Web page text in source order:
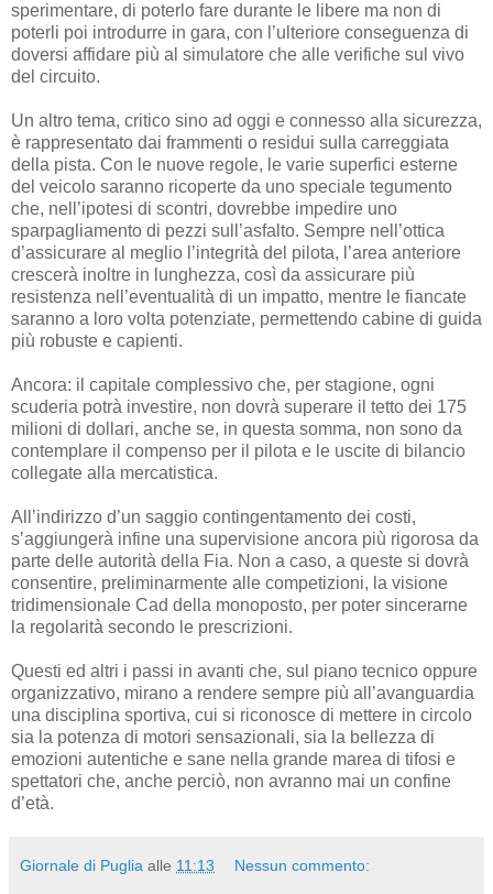
sperimentare, di poterlo fare durante le libere ma non di
poterli poi introdurre in gara, con l’ulteriore conseguenza di
doversi affidare più al simulatore che alle verifiche sul vivo
del circuito.
Un altro tema, critico sino ad oggi e connesso alla sicurezza,
è rappresentato dai frammenti o residui sulla carreggiata
della pista. Con le nuove regole, le varie superfici esterne
del veicolo saranno ricoperte da uno speciale tegumento
che, nell’ipotesi di scontri, dovrebbe impedire uno
sparpagliamento di pezzi sull’asfalto. Sempre nell’ottica
d’assicurare al meglio l’integrità del pilota, l’area anteriore
crescerà inoltre in lunghezza, così da assicurare più
resistenza nell’eventualità di un impatto, mentre le fiancate
saranno a loro volta potenziate, permettendo cabine di guida
più robuste e capienti.
Ancora: il capitale complessivo che, per stagione, ogni
scuderia potrà investire, non dovrà superare il tetto dei 175
milioni di dollari, anche se, in questa somma, non sono da
contemplare il compenso per il pilota e le uscite di bilancio
collegate alla mercatistica.
All’indirizzo d’un saggio contingentamento dei costi,
s’aggiungerà infine una supervisione ancora più rigorosa da
parte delle autorità della Fia. Non a caso, a queste si dovrà
consentire, preliminarmente alle competizioni, la visione
tridimensionale Cad della monoposto, per poter sincerarne
la regolarità secondo le prescrizioni.
Questi ed altri i passi in avanti che, sul piano tecnico oppure
organizzativo, mirano a rendere sempre più all’avanguardia
una disciplina sportiva, cui si riconosce di mettere in circolo
sia la potenza di motori sensazionali, sia la bellezza di
emozioni autentiche e sane nella grande marea di tifosi e
spettatori che, anche perciò, non avranno mai un confine
d’età.
Giornale di Puglia alle 11:13 Nessun commento: